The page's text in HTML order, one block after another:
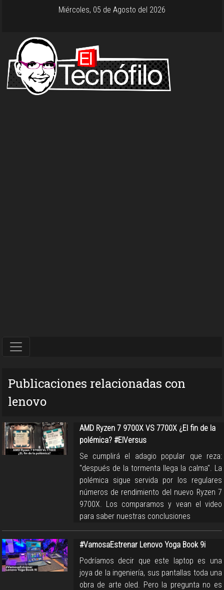
Miércoles, 05 de Agosto del 2026
Publicaciones relacionadas con
lenovo
AMD Ryzen 7 9700X VS 7700X ¿El fin de la
polémica? #ElVersus
Se cumplirá el adagio popular que reza:
"después de la tormenta llega la calma". La
polémica sigue servida por los regulares
números de rendimiento del nuevo Ryzen 7
9700X. Los comparamos y vean el video
para saber nuestras conclusiones
#VamosaEstrenar Lenovo Yoga Book 9i
Podríamos decir que este laptop es una
joya de la ingeniería, sus pantallas toda una
obra de arte oled. Pero la pregunta no es